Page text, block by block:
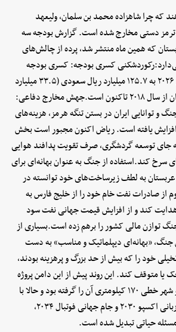
که چرا شاهزاده محمد بن سلمان، ولیعهد
دستی مخارج شده است. گزارش بودجه سه
که همین ماه منتشر شد، پرده از چالش‌های
کسری بودجه: کسری بودجه
ریاض در سه ماهه اول سال ۲۰۲۶ به ۱۲۵.۷ میلیارد ریال سعودی (۳۳.۵ میلیارد
دلار) رسیده که بالاترین میزان از سال ۲۰۱۸ تاکنون است.جهش مخارج دفاعی:
و توانایی ایران در بستن تنگه هرمز، هزینه‌های
۲۶ درصد افزایش یافته است. ریاض اکنون مجبور است بخش
جای توسعه گردشگری، صرف تقویت پدافند هوایی
کند.استفاده از جنگ به عنوان بهانه‌ای برای
به لطف زیرساخت‌های خود توانسته در
صادرات نفت خام خود را از خلیج فارس به
کند و از افزایش قیمت جهانی نفت سود
توازن مالی کشور را برهم زده است.بسیاری از
جنگ، «بهانه‌ای دیپلماتیک و مناسب» به دست
خود را که بیش از حد بزرگ و پرهزینه بودند،
یا متوقف کند. این روند پیش از این دامن پروژه
پرچمدار «نئوم» (Neom) و شهر خطی ۱۷۰ کیلومتری آن را گرفته بود و حالا با
توجه به ضرب‌الاجل‌های میزبانی اکسپو ۲۰۳۰ و جام جهانی فوتبال ۲۰۳۴،
حیاتی تبدیل شده است.